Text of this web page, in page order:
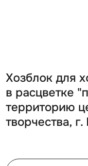
Хозблок для
в расцветке
территорию
творчества,